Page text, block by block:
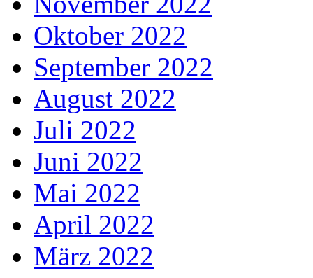
Oktober 2022
September 2022
August 2022
Juli 2022
Juni 2022
Mai 2022
April 2022
März 2022